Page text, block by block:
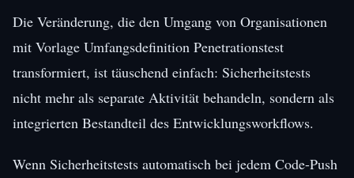
Die Veränderung, die den Umgang von Organisationen
mit Vorlage Umfangsdefinition Penetrationstest
transformiert, ist täuschend einfach: Sicherheitstests
nicht mehr als separate Aktivität behandeln, sondern als
integrierten Bestandteil des Entwicklungsworkflows.
Wenn Sicherheitstests automatisch bei jedem Code-Push